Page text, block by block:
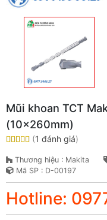
Mũi khoan TCT
(10x260mm)
(1 đánh giá)
Thương hiệu : Makita
Mã SP : D-00197
Hotline: